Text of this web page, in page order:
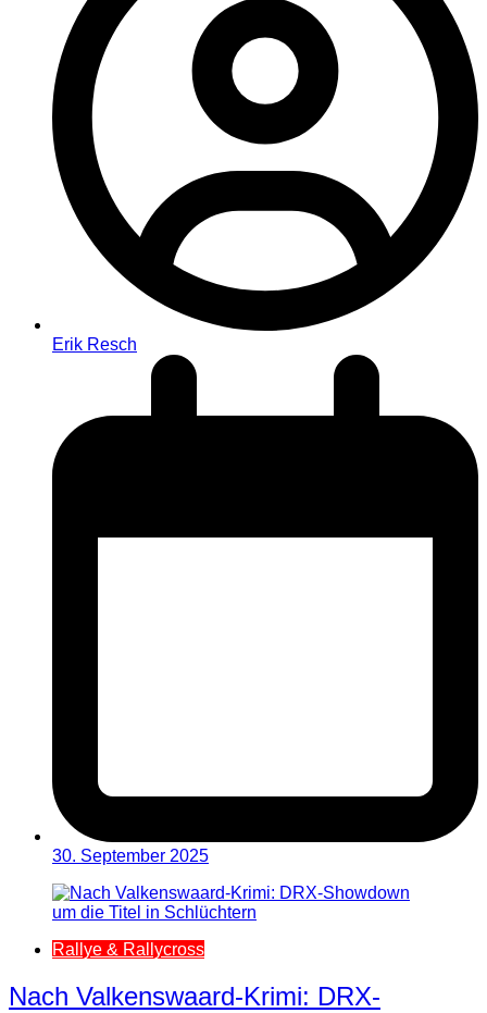
Erik Resch
30. September 2025
Rallye & Rallycross
Nach Valkenswaard-Krimi: DRX-